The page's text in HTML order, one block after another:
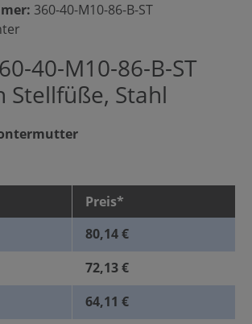
360-40-M10-86-B-ST
40-M10-86-B-ST
Stellfüße, Stahl
Preis*
80,14 €
72,13 €
64,11 €